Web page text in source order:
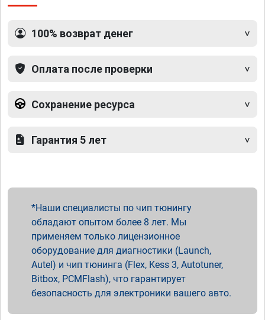
100% возврат денег
Оплата после проверки
Сохранение ресурса
Гарантия 5 лет
Наши специалисты по чип тюнингу
обладают опытом более 8 лет. Мы
применяем только лицензионное
оборудование для диагностики (Launch,
Autel) и чип тюнинга (Flex, Kess 3, Autotuner,
Bitbox, PCMFlash), что гарантирует
безопасность для электроники вашего авто.